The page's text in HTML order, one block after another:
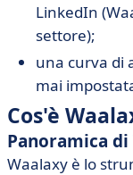
LinkedIn
settore);
una curva di
mai
Cos'è
Panoramica di
Waalaxy è lo